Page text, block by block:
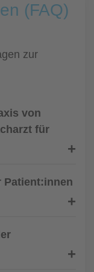
(FAQ)
zur
von
für
Patient:innen